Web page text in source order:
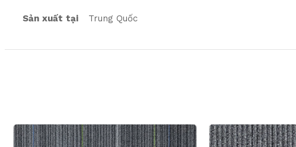
Sản xuất tại Trung Quốc